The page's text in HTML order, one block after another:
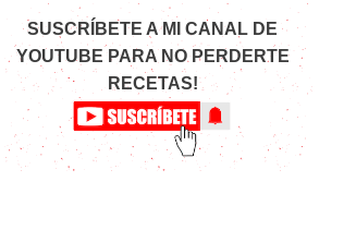
SUSCRÍBETE A MI CANAL DE
YOUTUBE PARA NO PERDERTE
RECETAS!